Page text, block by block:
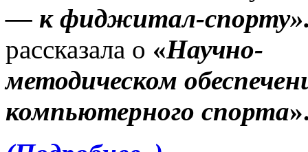
— к фиджитал-
рассказала о «Научно-
методическом
компьютерного спорта